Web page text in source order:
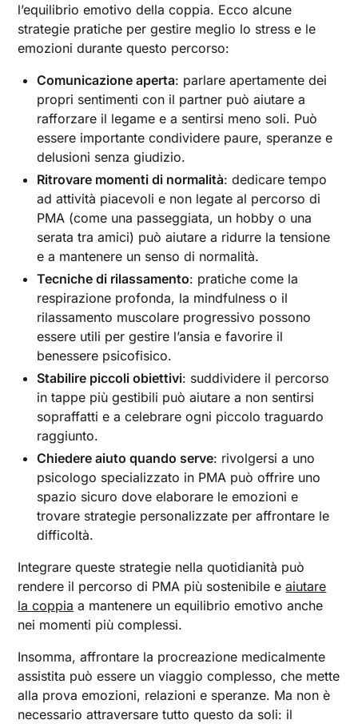
l’equilibrio emotivo della coppia. Ecco alcune
strategie pratiche per gestire meglio lo stress e le
emozioni durante questo percorso:
Comunicazione aperta: parlare apertamente dei
propri sentimenti con il partner può aiutare a
rafforzare il legame e a sentirsi meno soli. Può
essere importante condividere paure, speranze e
delusioni senza giudizio.
Ritrovare momenti di normalità: dedicare tempo
ad attività piacevoli e non legate al percorso di
PMA (come una passeggiata, un hobby o una
serata tra amici) può aiutare a ridurre la tensione
e a mantenere un senso di normalità.
Tecniche di rilassamento: pratiche come la
respirazione profonda, la mindfulness o il
rilassamento muscolare progressivo possono
essere utili per gestire l’ansia e favorire il
benessere psicofisico.
Stabilire piccoli obiettivi: suddividere il percorso
in tappe più gestibili può aiutare a non sentirsi
sopraffatti e a celebrare ogni piccolo traguardo
raggiunto.
Chiedere aiuto quando serve: rivolgersi a uno
psicologo specializzato in PMA può offrire uno
spazio sicuro dove elaborare le emozioni e
trovare strategie personalizzate per affrontare le
difficoltà.
Integrare queste strategie nella quotidianità può
rendere il percorso di PMA più sostenibile eaiutare
la coppia a mantenere un equilibrio emotivo anche
nei momenti più complessi.
Insomma, affrontare la procreazione medicalmente
assistita può essere un viaggio complesso, che mette
alla prova emozioni, relazioni e speranze. Ma non è
necessario attraversare tutto questo da soli: il